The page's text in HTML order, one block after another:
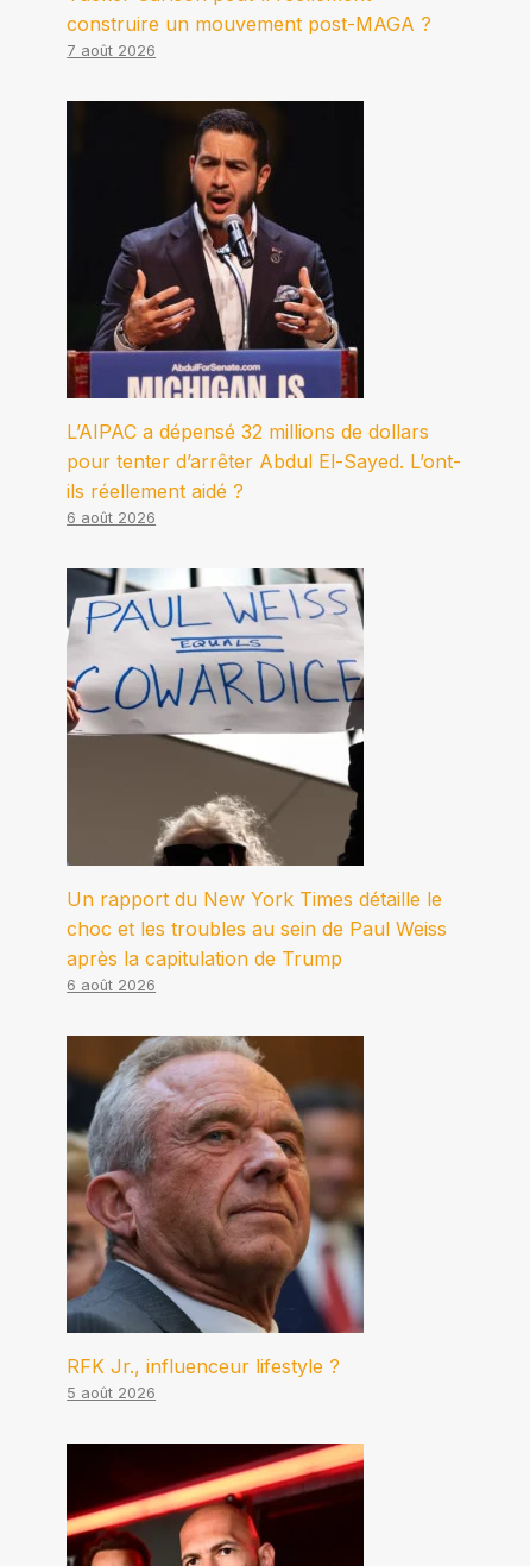
construire un mouvement post-MAGA ?
7 août 2026
L’AIPAC a dépensé 32 millions de dollars
pour tenter d’arrêter Abdul El-Sayed. L’ont-
ils réellement aidé ?
6 août 2026
Un rapport du New York Times détaille le
choc et les troubles au sein de Paul Weiss
après la capitulation de Trump
6 août 2026
RFK Jr., influenceur lifestyle ?
5 août 2026